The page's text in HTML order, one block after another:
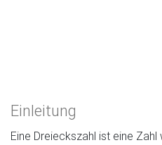
Einleitung
Eine Dreieckszahl ist eine